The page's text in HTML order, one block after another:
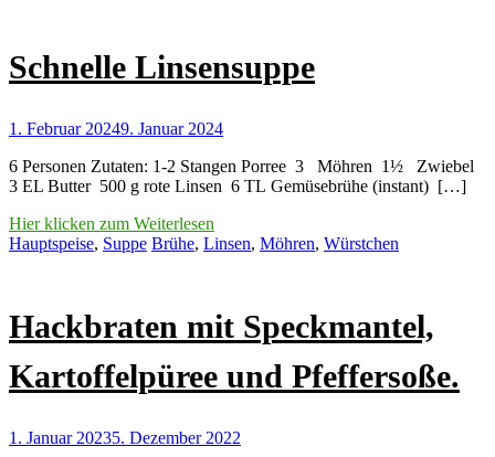
Schnelle Linsensuppe
1. Februar 20249. Januar 2024
6 Personen Zutaten: 1-2 Stangen Porree 3 Möhren 1½ Zwiebel
3 EL Butter 500 g rote Linsen 6 TL Gemüsebrühe (instant) […]
Hier klicken zum Weiterlesen
Hauptspeise, Suppe Brühe, Linsen, Möhren, Würstchen
Hackbraten mit Speckmantel,
Kartoffelpüree und Pfeffersoße.
1. Januar 20235. Dezember 2022